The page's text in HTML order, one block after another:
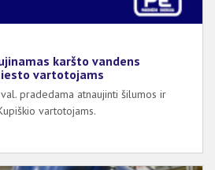
karšto vandens
vartotojams
pradedama atnaujinti šilumos ir
vartotojams.